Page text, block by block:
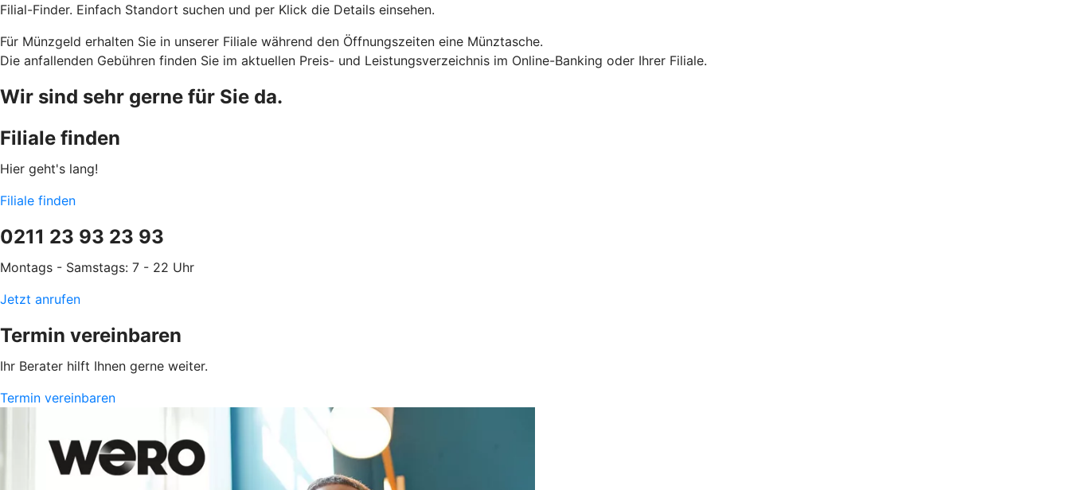
Filial-Finder. Einfach Standort suchen und per Klick die Details einsehen.
Für Münzgeld erhalten Sie in unserer Filiale während den Öffnungszeiten eine Münztasche.
Die anfallenden Gebühren finden Sie im aktuellen Preis- und Leistungsverzeichnis im Online-Banking oder Ihrer Filiale.
Wir sind sehr gerne für Sie da.
Filiale finden
Hier geht's lang!
Filiale finden
0211 23 93 23 93
Montags - Samstags: 7 - 22 Uhr
Jetzt anrufen
Termin vereinbaren
Ihr Berater hilft Ihnen gerne weiter.
Termin vereinbaren